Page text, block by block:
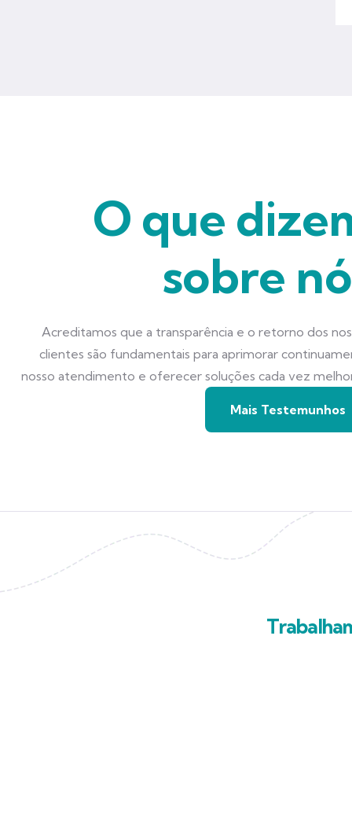
O que
sobre
Acreditamos que a transparência e o retorno dos
clientes são fundamentais para aprimorar
nosso atendimento e oferecer soluções cada vez
Mais Testemunhos